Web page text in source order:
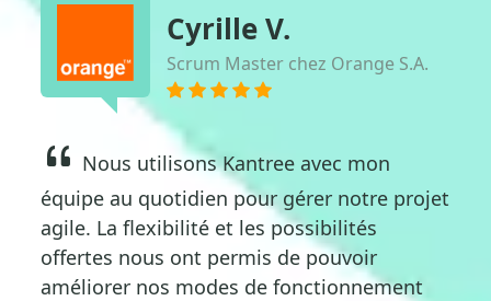
Cyrille V.
Scrum Master chez Orange S.A.
Nous utilisons Kantree avec mon
équipe au quotidien pour gérer notre projet
agile. La flexibilité et les possibilités
offertes nous ont permis de pouvoir
améliorer nos modes de fonctionnement